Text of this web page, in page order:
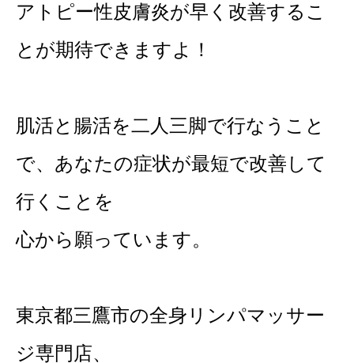
アトピー性皮膚炎が早く改善するこ
とが期待できますよ！
肌活と腸活を二人三脚で行なうこと
で、あなたの症状が最短で改善して
行くことを
心から願っています。
東京都三鷹市の全身リンパマッサー
ジ専門店、